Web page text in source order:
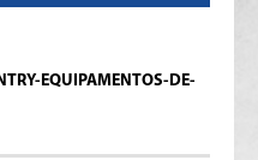
EQUIPAMENTOS-DE-